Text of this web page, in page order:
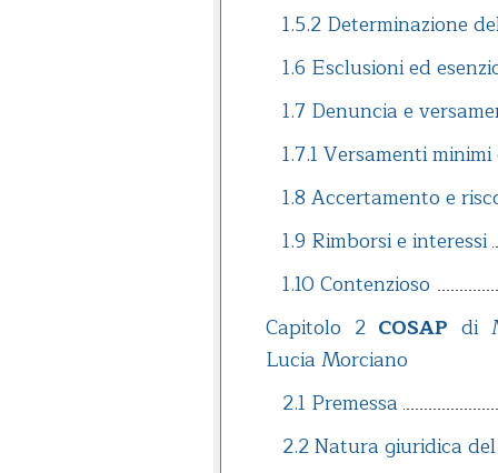
1.5.2 Determinazione
1.6 Esclusioni ed
1.7 Denuncia e
1.7.1 Versamenti
1.8 Accertamento e
1.9 Rimborsi e interessi
1.10 Contenzioso
Capitolo 2 COSAP di
Lucia Morciano
2.1 Premessa
2.2 Natura giuridica del